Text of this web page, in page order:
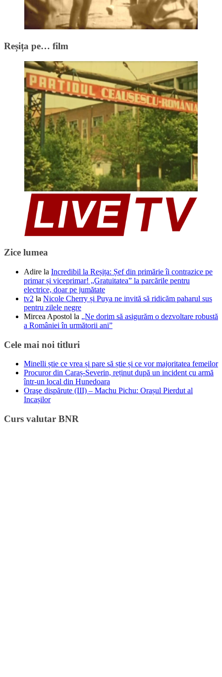
Reșița pe… film
Zice lumea
Adire la Incredibil la Reșița: Șef din primărie îi contrazice pe
primar și viceprimar! „Gratuitatea” la parcările pentru
electrice, doar pe jumătate
tv2 la Nicole Cherry și Puya ne invită să ridicăm paharul sus
pentru zilele negre
Mircea Apostol la „Ne dorim să asigurăm o dezvoltare robustă
a României în următorii ani”
Cele mai noi titluri
Minelli știe ce vrea și pare să știe și ce vor majoritatea femeilor
Procuror din Caraș-Severin, reținut după un incident cu armă
într-un local din Hunedoara
Oraşe dispărute (III) – Machu Pichu: Orașul Pierdut al
Incașilor
Curs valutar BNR